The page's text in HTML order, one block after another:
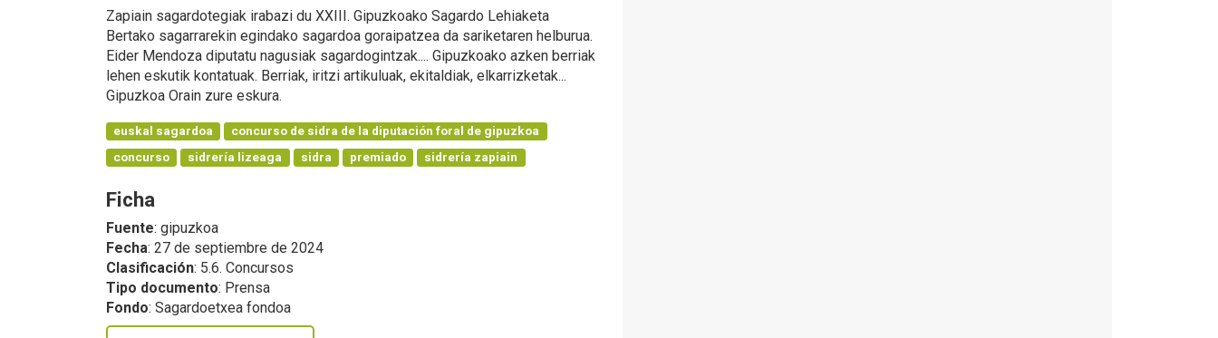
Zapiain sagardotegiak irabazi du XXIII. Gipuzkoako Sagardo Lehiaketa
Bertako sagarrarekin egindako sagardoa goraipatzea da sariketaren helburua.
Eider Mendoza diputatu nagusiak sagardogintzak.... Gipuzkoako azken berriak
lehen eskutik kontatuak. Berriak, iritzi artikuluak, ekitaldiak, elkarrizketak...
Gipuzkoa Orain zure eskura.
euskal sagardoa
concurso de sidra de la diputación foral de gipuzkoa
concurso
sidrería lizeaga sidra premiado sidrería zapiain
Ficha
Fuente: gipuzkoa
Fecha: 27 de septiembre de 2024
Clasificación: 5.6. Concursos
Tipo documento: Prensa
Fondo: Sagardoetxea fondoa